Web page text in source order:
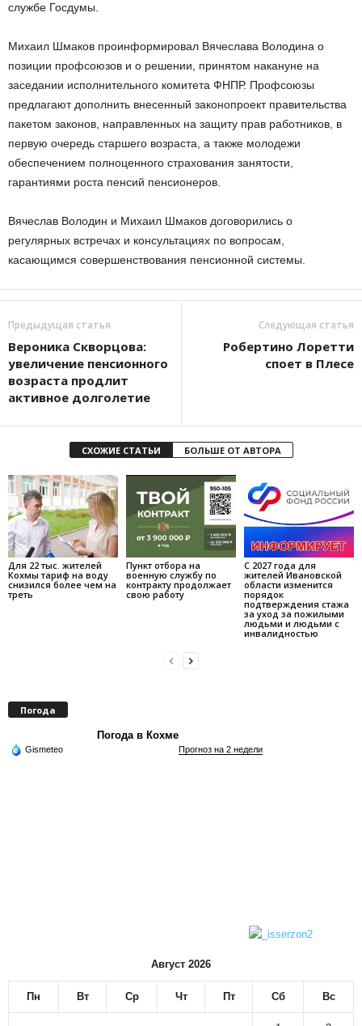
службе Госдумы.
Михаил Шмаков проинформировал Вячеслава Володина о
позиции профсоюзов и о решении, принятом накануне на
заседании исполнительного комитета ФНПР. Профсоюзы
предлагают дополнить внесенный законопроект правительства
пакетом законов, направленных на защиту прав работников, в
первую очередь старшего возраста, а также молодежи
обеспечением полноценного страхования занятости,
гарантиями роста пенсий пенсионеров.
Вячеслав Володин и Михаил Шмаков договорились о
регулярных встречах и консультациях по вопросам,
касающимся совершенствования пенсионной системы.
Предыдущая статья
Вероника Скворцова:
увеличение пенсионного
возраста продлит
активное долголетие
Следующая статья
Робертино Лоретти
споет в Плесе
СХОЖИЕ СТАТЬИ БОЛЬШЕ ОТ АВТОРА
Для 22 тыс. жителей
Кохмы тариф на воду
снизился более чем на
треть
Пункт отбора на
военную службу по
контракту продолжает
свою работу
С 2027 года для
жителей Ивановской
области изменится
порядок
подтверждения стажа
за уход за пожилыми
людьми и людьми с
инвалидностью
Погода
Погода в Кохме
Gismeteo Прогноз на 2 недели
Август 2026
Пн Вт Ср Чт Пт Сб Вс